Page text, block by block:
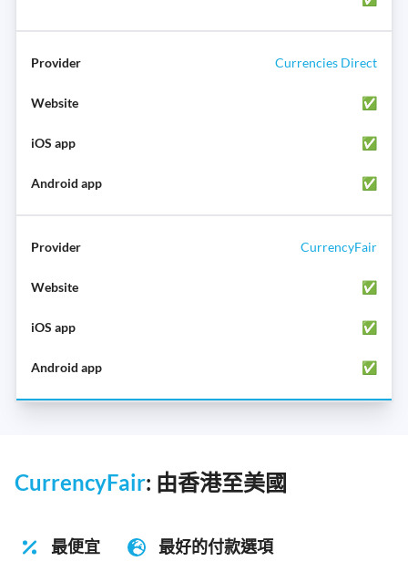
Currencies Direct
✅
✅
✅
CurrencyFair
✅
✅
✅
CurrencyFair: 由香港至美國
最便宜 最好的付款選項